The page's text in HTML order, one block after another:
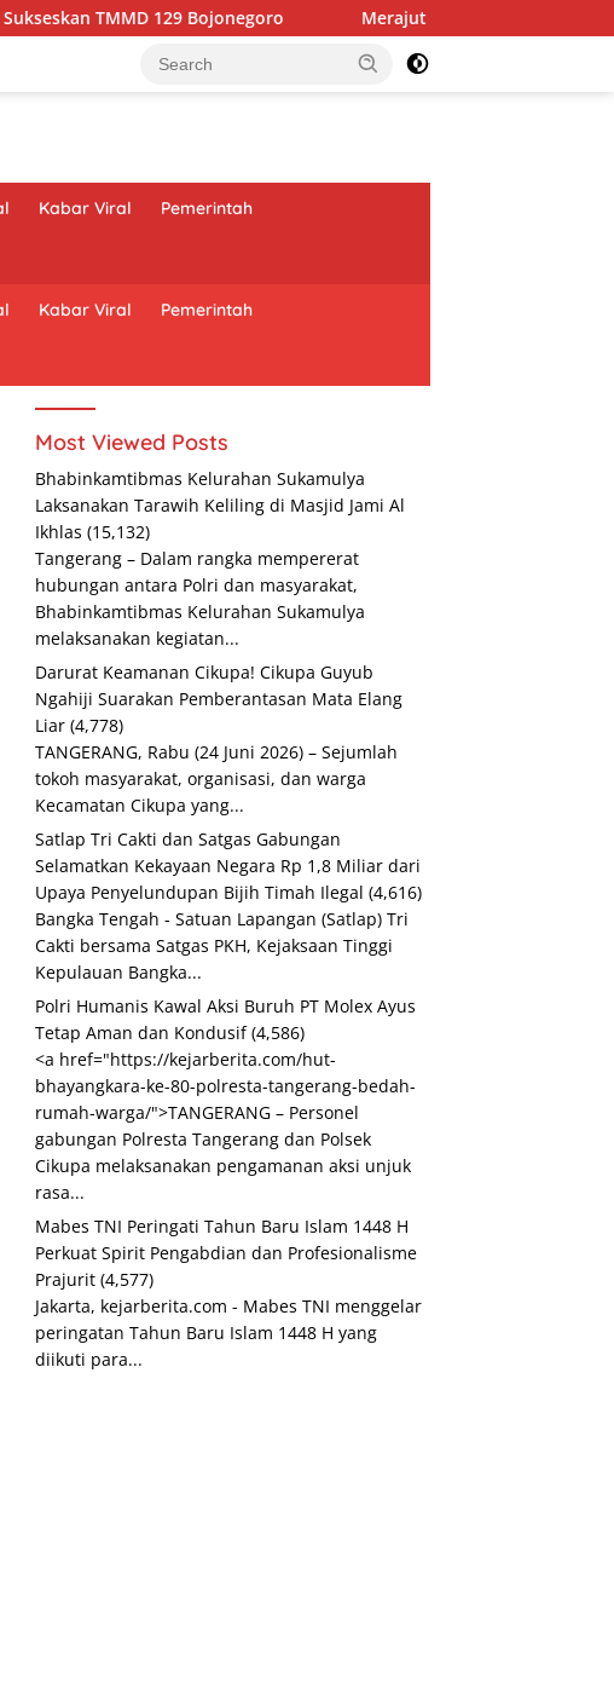
Merajut Asa di Dusun Krebet: Satgas TMMD 129
Kabar Viral Pemerintah
Kabar Viral Pemerintah
Most Viewed Posts
Bhabinkamtibmas Kelurahan Sukamulya
Laksanakan Tarawih Keliling di Masjid Jami Al
Ikhlas (15,132)
Tangerang – Dalam rangka mempererat
hubungan antara Polri dan masyarakat,
Bhabinkamtibmas Kelurahan Sukamulya
melaksanakan kegiatan...
Darurat Keamanan Cikupa! Cikupa Guyub
Ngahiji Suarakan Pemberantasan Mata Elang
Liar (4,778)
TANGERANG, Rabu (24 Juni 2026) – Sejumlah
tokoh masyarakat, organisasi, dan warga
Kecamatan Cikupa yang...
Satlap Tri Cakti dan Satgas Gabungan
Selamatkan Kekayaan Negara Rp 1,8 Miliar dari
Upaya Penyelundupan Bijih Timah Ilegal (4,616)
Bangka Tengah - Satuan Lapangan (Satlap) Tri
Cakti bersama Satgas PKH, Kejaksaan Tinggi
Kepulauan Bangka...
Polri Humanis Kawal Aksi Buruh PT Molex Ayus
Tetap Aman dan Kondusif (4,586)
<a href="https://kejarberita.com/hut-
bhayangkara-ke-80-polresta-tangerang-bedah-
rumah-warga/">TANGERANG – Personel
gabungan Polresta Tangerang dan Polsek
Cikupa melaksanakan pengamanan aksi unjuk
rasa...
Mabes TNI Peringati Tahun Baru Islam 1448 H
Perkuat Spirit Pengabdian dan Profesionalisme
Prajurit (4,577)
Jakarta, kejarberita.com - Mabes TNI menggelar
peringatan Tahun Baru Islam 1448 H yang
diikuti para...